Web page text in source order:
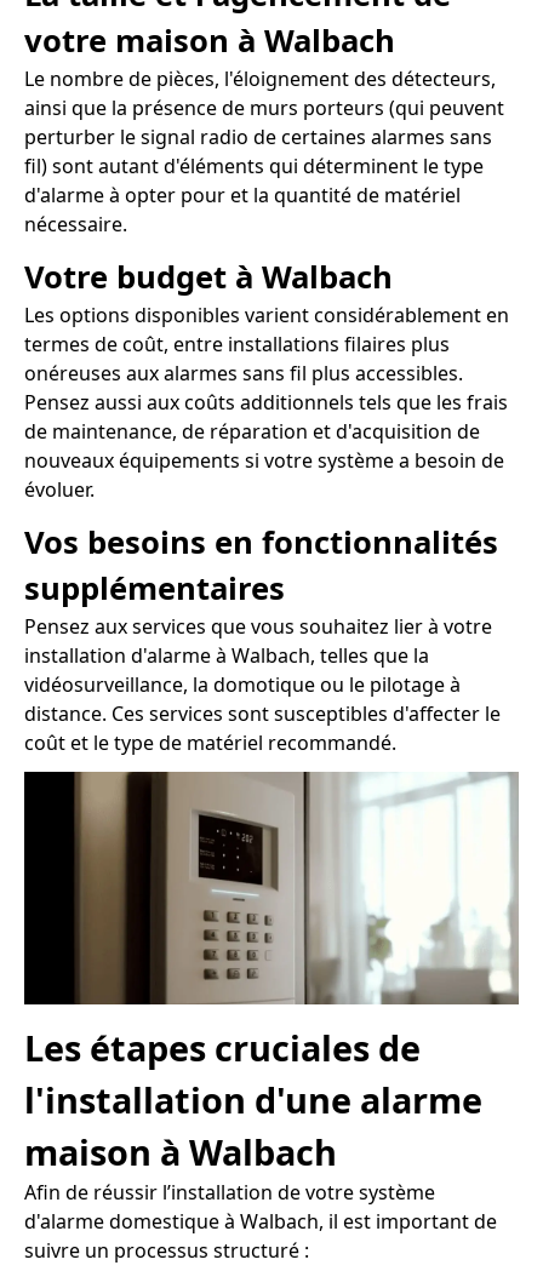
votre maison à Walbach
Le nombre de pièces, l'éloignement des détecteurs,
ainsi que la présence de murs porteurs (qui peuvent
perturber le signal radio de certaines alarmes sans
fil) sont autant d'éléments qui déterminent le type
d'alarme à opter pour et la quantité de matériel
nécessaire.
Votre budget à Walbach
Les options disponibles varient considérablement en
termes de coût, entre installations filaires plus
onéreuses aux alarmes sans fil plus accessibles.
Pensez aussi aux coûts additionnels tels que les frais
de maintenance, de réparation et d'acquisition de
nouveaux équipements si votre système a besoin de
évoluer.
Vos besoins en fonctionnalités
supplémentaires
Pensez aux services que vous souhaitez lier à votre
installation d'alarme à Walbach, telles que la
vidéosurveillance, la domotique ou le pilotage à
distance. Ces services sont susceptibles d'affecter le
coût et le type de matériel recommandé.
Les étapes cruciales de
l'installation d'une alarme
maison à Walbach
Afin de réussir l’installation de votre système
d'alarme domestique à Walbach, il est important de
suivre un processus structuré :